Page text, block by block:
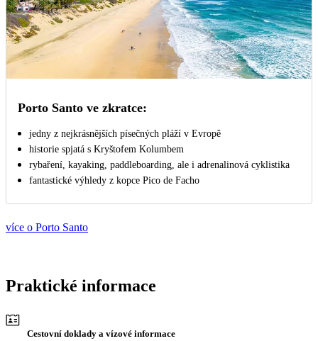
Porto Santo ve zkratce:
jedny z nejkrásnějších písečných pláží v Evropě
historie spjatá s Kryštofem Kolumbem
rybaření, kayaking, paddleboarding, ale i adrenalinová cyklistika
fantastické výhledy z kopce Pico de Facho
více o Porto Santo
Praktické informace
Cestovní doklady a vízové informace